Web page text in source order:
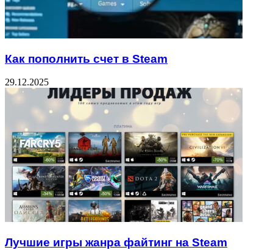
Как пополнить счет в Steam
29.12.2025
Лучшие игры жанра файтинг на Steam